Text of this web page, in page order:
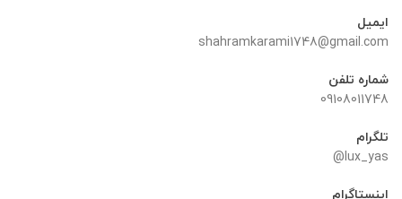
ایمیل
shahramkarami1748@gmail.com
شماره تلفن
09108011748
تلگرام
lux_yas@
اینستاگرام